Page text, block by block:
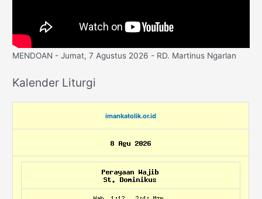
MENDOAN - Jumat, 7 Agustus 2026 - RD. Martinus Ngarlan
Kalender Liturgi
imankatolik.or.id